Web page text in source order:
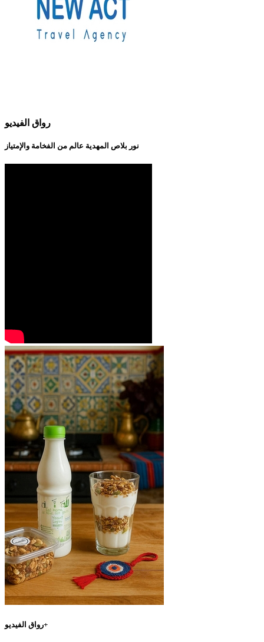
رواق الفيديو
نور بلاص المهدية عالم من الفخامة والإمتياز
رواق الفيديو+